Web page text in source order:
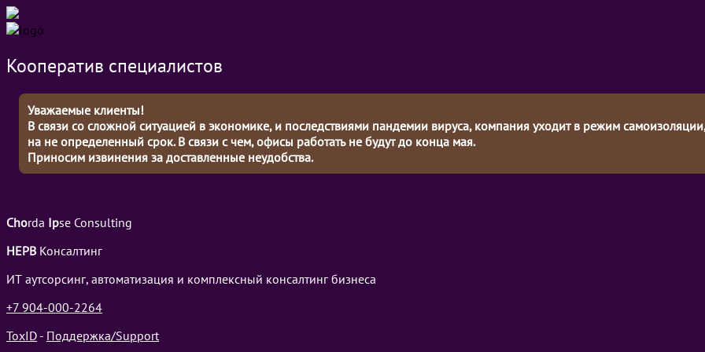
Кооператив специалистов
Уважаемые клиенты!
В связи со сложной ситуацией в экономике, и последствиями пандемии вируса, компания уходит в режим
на не определенный срок. В связи с чем, офисы работать не будут до конца мая.
Приносим извинения за доставленные неудобства.
Chorda Ipse Consulting
НЕРВ Консалтинг
ИТ аутсорсинг, автоматизация и комплексный консалтинг бизнеса
+7 904-000-2264
ToxID - Поддержка/Support